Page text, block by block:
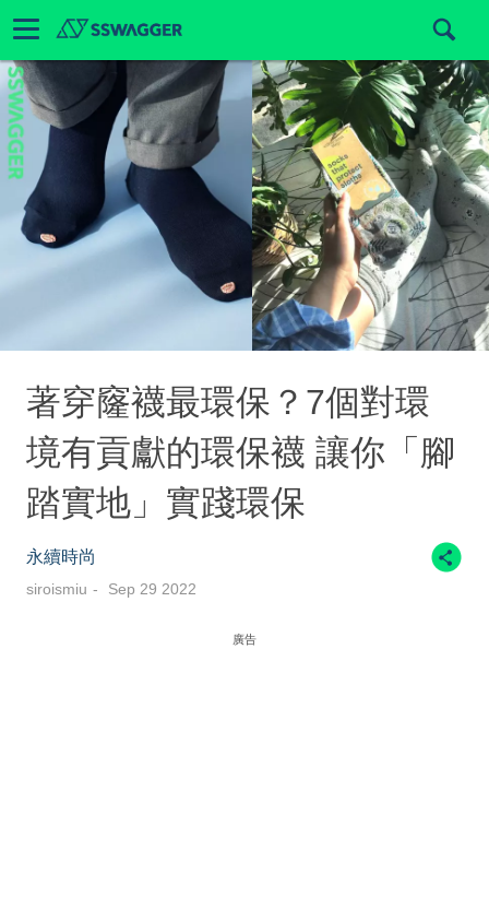
著穿窿襪最環保？7個對環
境有貢獻的環保襪 讓你「腳
踏實地」實踐環保
永續時尚
siroismiu Sep 29 2022
廣告